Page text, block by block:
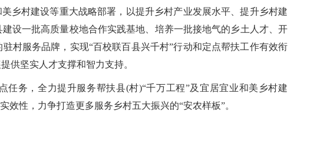
乡村建设等重大战略部署，以提升乡村产业发展水平、提升乡村建
设一批高质量校地合作实践基地、培养一批接地气的乡土人才、开
村服务品牌，实现“百校联百县兴千村”行动和定点帮扶工作有效衔
供坚实人才支撑和智力支持。
任务，全力提升服务帮扶县(村)“千万工程”及宜居宜业和美乡村建
性，力争打造更多服务乡村五大振兴的“安农样板”。